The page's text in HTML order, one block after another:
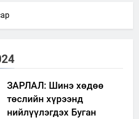
ЗАРЛАЛ: Шинэ хөдөө
төслийн хүрээнд
нийлүүлэгдэх Буган